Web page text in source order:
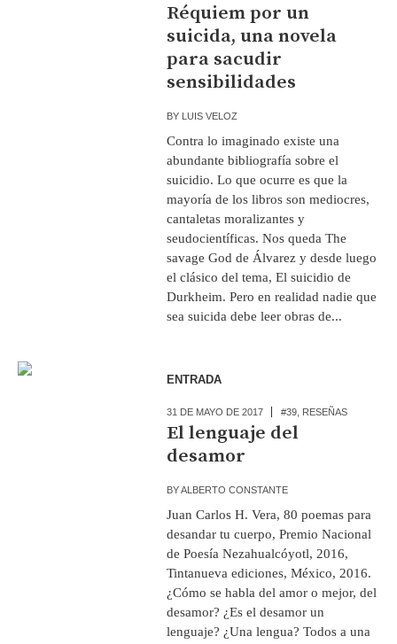
Réquiem por un
suicida, una novela
para sacudir
sensibilidades
BY LUIS VELOZ
Contra lo imaginado existe una
abundante bibliografía sobre el
suicidio. Lo que ocurre es que la
mayoría de los libros son mediocres,
cantaletas moralizantes y
seudocientíficas. Nos queda The
savage God de Álvarez y desde luego
el clásico del tema, El suicidio de
Durkheim. Pero en realidad nadie que
sea suicida debe leer obras de...
ENTRADA
31 DE MAYO DE 2017 #39 RESEÑAS
El lenguaje del
desamor
BYALBERTO CONSTANTE
Juan Carlos H. Vera, 80 poemas para
desandar tu cuerpo, Premio Nacional
de Poesía Nezahualcóyotl, 2016,
Tintanueva ediciones, México, 2016.
¿Cómo se habla del amor o mejor, del
desamor? ¿Es el desamor un
lenguaje? ¿Una lengua? Todos a una